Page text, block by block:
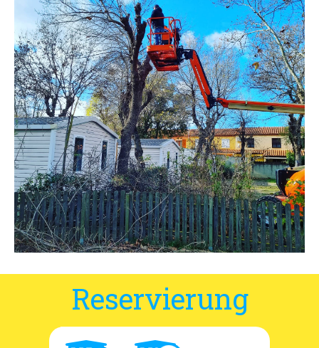
Lage und Zufahrt
Kontaktformular
Dokumentation
Nachrichten
Mobilheim und Preise
Campingplatz und Preise
Zimmer pro Nacht und Preise
Reservierung